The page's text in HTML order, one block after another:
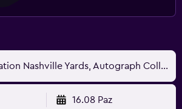
The Union Station Nashville Yards, Autograph Collection
16.08 Paz